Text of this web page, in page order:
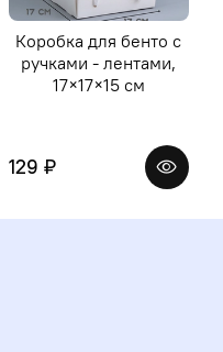
Коробка для бенто с
ручками - лентами,
17×17×15 см
129 ₽